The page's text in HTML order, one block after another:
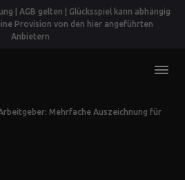
| AGB gelten | Glücksspiel kann abhängig
Provision von den hier angeführten
Anbietern
Mehrfache Auszeichnung für